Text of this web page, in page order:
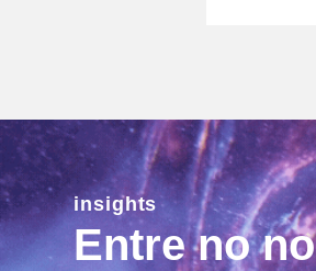
insights
Entre no